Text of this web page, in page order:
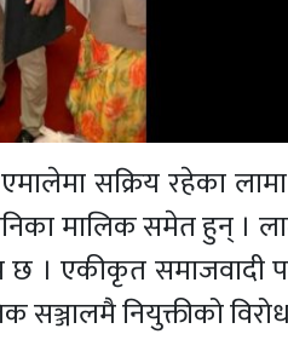
सक्रिय रहेका
मालिक समेत हुन् ।
। एकीकृत समाजवादी
सञ्जालमै नियुक्तीको